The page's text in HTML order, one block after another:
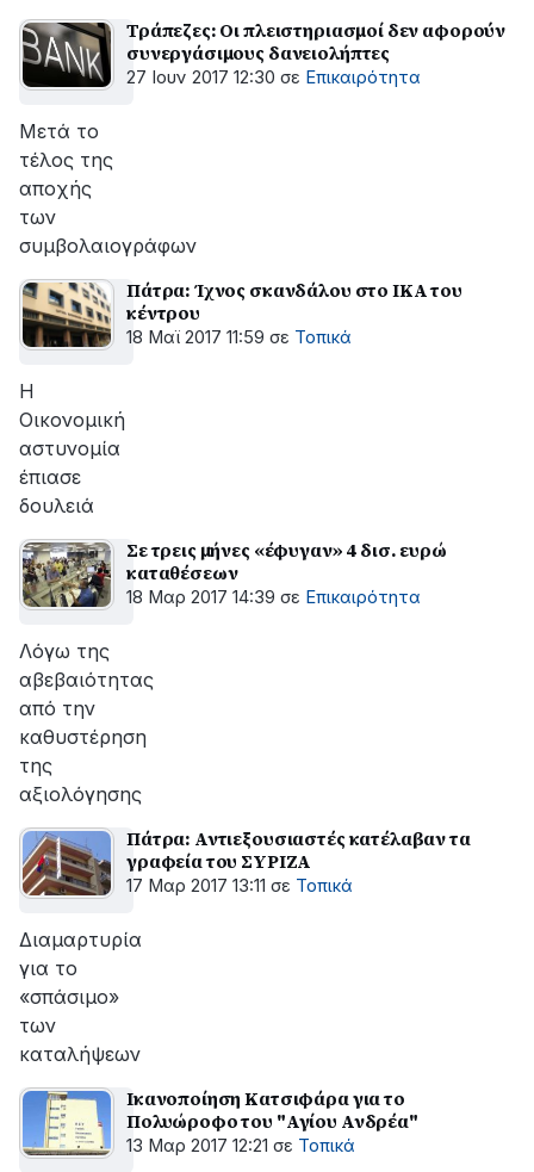
Τράπεζες: Οι πλειστηριασμοί δεν αφορούν
συνεργάσιμους δανειολήπτες
27 Ιουν 2017 12:30 σε Επικαιρότητα
Μετά το
τέλος της
αποχής
των
συμβολαιογράφων
Πάτρα: Ίχνος σκανδάλου στο ΙΚΑ του
κέντρου
18 Μαϊ 2017 11:59 σε Τοπικά
Η
Οικονομική
αστυνομία
έπιασε
δουλειά
Σε τρεις μήνες «έφυγαν» 4 δισ. ευρώ
καταθέσεων
18 Μαρ 2017 14:39 σε Επικαιρότητα
Λόγω της
αβεβαιότητας
από την
καθυστέρηση
της
αξιολόγησης
Πάτρα: Αντιεξουσιαστές κατέλαβαν τα
γραφεία του ΣΥΡΙΖΑ
17 Μαρ 2017 13:11 σε Τοπικά
Διαμαρτυρία
για το
«σπάσιμο»
των
καταλήψεων
Ικανοποίηση Κατσιφάρα για το
Πολυώροφο του "Αγίου Ανδρέα"
13 Μαρ 2017 12:21 σε Τοπικά